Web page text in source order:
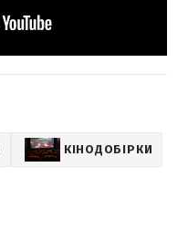
КІНОДОБІРКИ